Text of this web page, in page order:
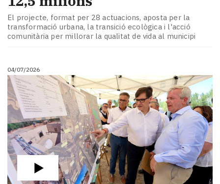
El projecte, format per 28 actuacions, aposta per la
transformació urbana, la transició ecològica i l'acció
comunitària per millorar la qualitat de vida al municipi
04/07/2026